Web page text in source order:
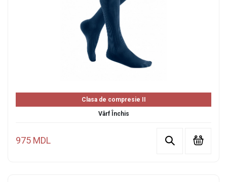
Clasa de compresie II
Vârf Închis
975 MDL